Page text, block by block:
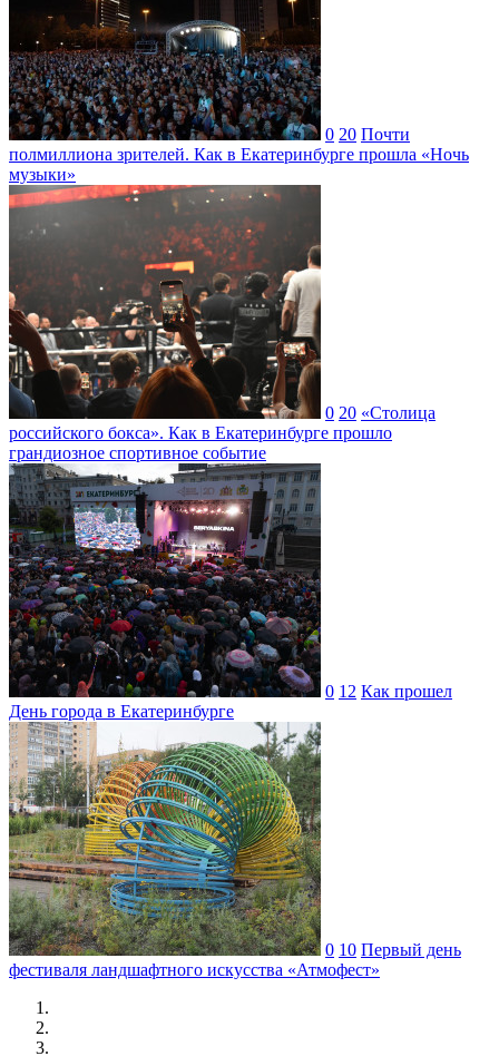
0 20 Почти
полмиллиона зрителей. Как в Екатеринбурге прошла «Ночь
музыки»
0 20 «Столица
российского бокса». Как в Екатеринбурге прошло
грандиозное спортивное событие
0 12 Как прошел
День города в Екатеринбурге
0 10 Первый день
фестиваля ландшафтного искусства «Атмофест»